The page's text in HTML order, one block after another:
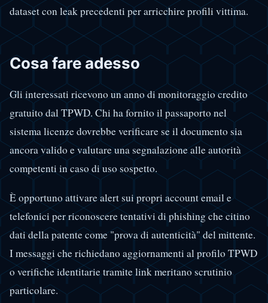
dataset con leak precedenti per arricchire profili vittima.
Cosa fare adesso
Gli interessati ricevono un anno di monitoraggio credito
gratuito dal TPWD. Chi ha fornito il passaporto nel
sistema licenze dovrebbe verificare se il documento sia
ancora valido e valutare una segnalazione alle autorità
competenti in caso di uso sospetto.
È opportuno attivare alert sui propri account email e
telefonici per riconoscere tentativi di phishing che citino
dati della patente come "prova di autenticità" del mittente.
I messaggi che richiedano aggiornamenti al profilo TPWD
o verifiche identitarie tramite link meritano scrutinio
particolare.